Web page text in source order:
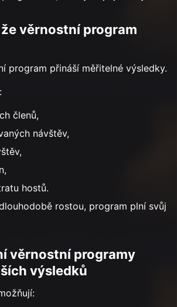
věrnostní program
program přináší měřitelné výsledky.
členů,
návštěv,
hostů.
rostou, program plní svůj
věrnostní programy
výsledků